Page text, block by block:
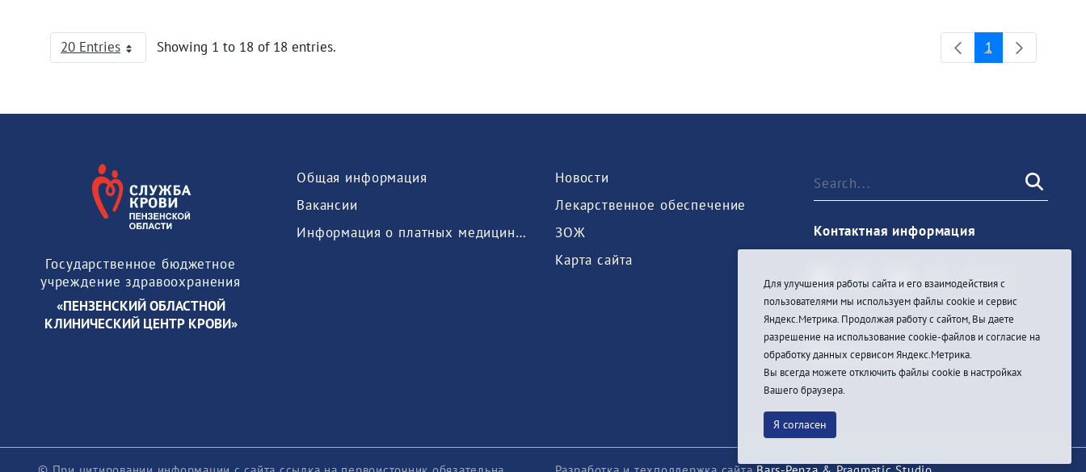
20 Entries
Per Page Showing 1 to 18 of 18 entries. Page
1
Государственное бюджетное
учреждение здравоохранения
«ПЕНЗЕНСКИЙ ОБЛАСТНОЙ
КЛИНИЧЕСКИЙ ЦЕНТР КРОВИ»
Общая информация
Вакансии
Информация о платных медицинских услугах, предоставляемых медицинской организацией
Новости
Лекарственное обеспечение
ЗОЖ
Карта сайта
Контактная информация
Sign In
Для улучшения работы сайта и его взаимодействия с
пользователями мы используем файлы cookie и сервис
Яндекс.Метрика. Продолжая работу с сайтом, Вы даете
разрешение на использование cookie-файлов и согласие на
обработку данных сервисом Яндекс.Метрика.
Вы всегда можете отключить файлы cookie в настройках
Вашего браузера.
Я согласен